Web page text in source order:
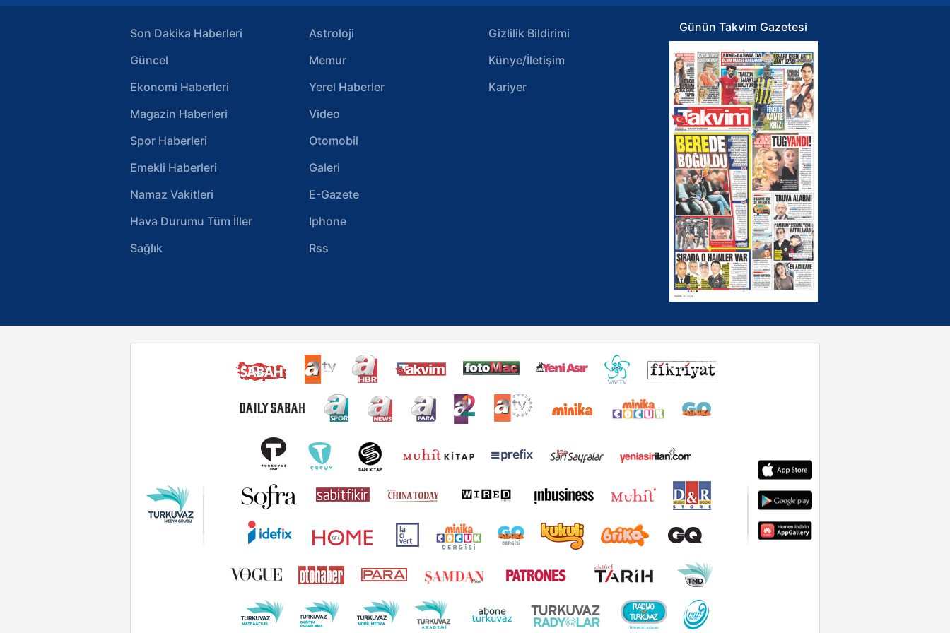
Son Dakika Haberleri
Güncel
Ekonomi Haberleri
Magazin Haberleri
Spor Haberleri
Emekli Haberleri
Namaz Vakitleri
Hava Durumu Tüm İller
Sağlık
Astroloji
Memur
Yerel Haberler
Video
Otomobil
Galeri
E-Gazete
Iphone
Rss
Gizlilik Bildirimi
Künye/İletişim
Kariyer
Günün Takvim Gazetesi